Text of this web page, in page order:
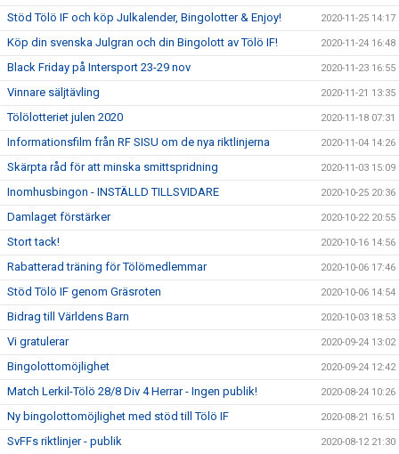
Stöd Tölö IF och köp Julkalender, Bingolotter & Enjoy! 2020-11-25 14:17
Köp din svenska Julgran och din Bingolott av Tölö IF! 2020-11-24 16:48
Black Friday på Intersport 23-29 nov 2020-11-23 16:55
Vinnare säljtävling 2020-11-21 13:35
Tölölotteriet julen 2020 2020-11-18 07:31
Informationsfilm från RF SISU om de nya riktlinjerna 2020-11-04 14:26
Skärpta råd för att minska smittspridning 2020-11-03 15:09
Inomhusbingon - INSTÄLLD TILLSVIDARE 2020-10-25 20:36
Damlaget förstärker 2020-10-22 20:55
Stort tack! 2020-10-16 14:56
Rabatterad träning för Tölömedlemmar 2020-10-06 17:46
Stöd Tölö IF genom Gräsroten 2020-10-06 14:54
Bidrag till Världens Barn 2020-10-03 18:53
Vi gratulerar 2020-09-24 13:02
Bingolottomöjlighet 2020-09-24 12:42
Match Lerkil-Tölö 28/8 Div 4 Herrar - Ingen publik! 2020-08-24 10:26
Ny bingolottomöjlighet med stöd till Tölö IF 2020-08-21 16:51
SvFFs riktlinjer - publik 2020-08-12 21:30